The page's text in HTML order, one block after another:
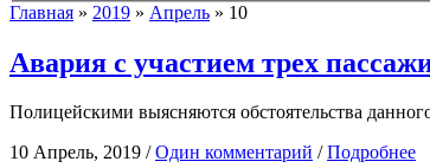
Главная » 2019 » Апрель » 10
Авария с участием трех
Полицейскими выясняются обстоятельства
10 Апрель, 2019 /Один комментарий /Подробнее